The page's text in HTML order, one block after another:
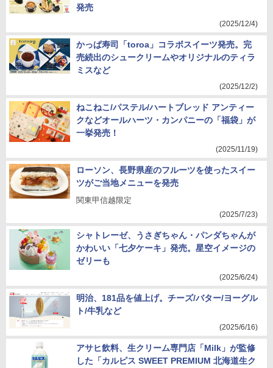
発売
(2025/12/4)
かっぱ寿司「toroa」コラボスイーツ発売。完
売続出のシュークリームやオリジナルのティラ
ミスなど
(2025/12/2)
ねこねこ/パステル/ハートブレッド アンティー
クなどオールハーツ・カンパニーの「福袋」が
一挙発売！
(2025/11/19)
ローソン、長野県産のフルーツを使ったスイー
ツがご当地メニューを発売
関東甲信越限定
(2025/7/23)
シャトレーゼ、うさぎちゃん・パンダちゃんが
かわいい「七夕ケーキ」発売。星空イメージの
ゼリーも
(2025/6/24)
明治、181品を値上げ。チーズ/バター/ヨーグル
ト/牛乳など
(2025/6/16)
アサヒ飲料、生クリーム専門店「Milk」が監修
した「カルピス SWEET PREMIUM 北海道生ク